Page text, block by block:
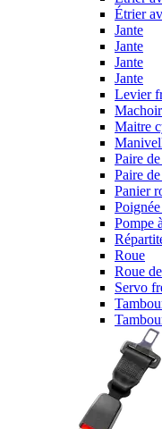
Étrier
Jante
Jante
Jante
Jante
Levier
Maitre
Paire
Paire
Panier
Pompe
Roue
Roue
Servo